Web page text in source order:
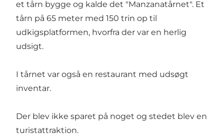
et tårn bygge og kalde det "Manzanatårnet". Et
tårn på 65 meter med 150 trin op til
udkigsplatformen, hvorfra der var en herlig
udsigt.
I tårnet var også en restaurant med udsøgt
inventar.
Der blev ikke sparet på noget og stedet blev en
turistattraktion.